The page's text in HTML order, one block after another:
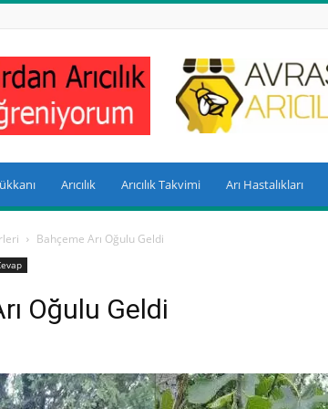
Sıfırdan
Arıcılık
Arıcılık Arıcılık Takvimi Arı Hastalıkları
Bahçeme Arı Oğulu Geldi
Oğulu Geldi